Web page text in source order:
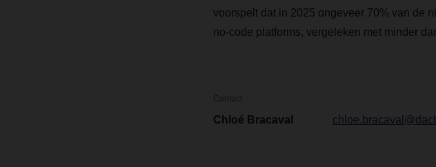
voorspelt dat in 2025 ongeveer 70% van de
no-code platforms, vergeleken met minder
Contact
Chloé Bracaval